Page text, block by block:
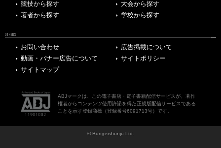
競技から探す
大会から探す
著者から探す
学校から探す
OTHERS
お問い合わせ
広告掲載について
動画・バナー広告について
サイトポリシー
サイトマップ
ABJマークは、この電子書店・電子書籍配信サービスが、著作
権者からコンテンツ使用許諾を得た正規版配信サービスである
ことを示す登録商標（登録番号6091713号）です。
© Bungeishunju Ltd.